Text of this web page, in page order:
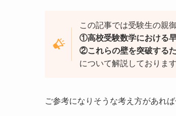
この記事では受験生の親
①高校受験数学における
②これらの壁を突破する
について解説しております
ご参考になりそうな考え方があれ